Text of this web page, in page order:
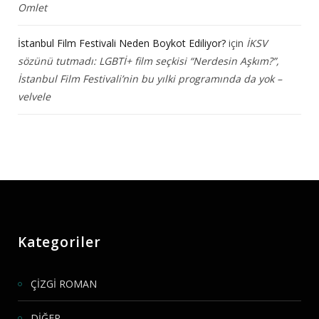
Omlet
İstanbul Film Festivali Neden Boykot Ediliyor? için İKSV
sözünü tutmadı: LGBTİ+ film seçkisi “Nerdesin Aşkım?”,
İstanbul Film Festivali’nin bu yılki programında da yok –
velvele
Kategoriler
ÇİZGİ ROMAN